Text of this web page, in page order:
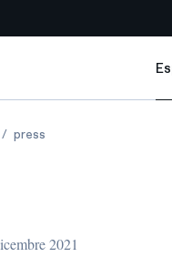
energia pulita da fonti
della sostenibilità nella
Enel inclusa tra i leader
pressEnel inclusa tra i
2021